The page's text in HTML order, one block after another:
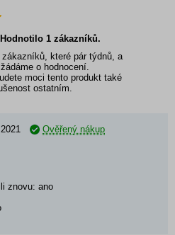
1 zákazníků.
které pár týdnů, a
o hodnocení.
moci tento produkt také
ostatním.
Ověřený nákup
znovu: ano